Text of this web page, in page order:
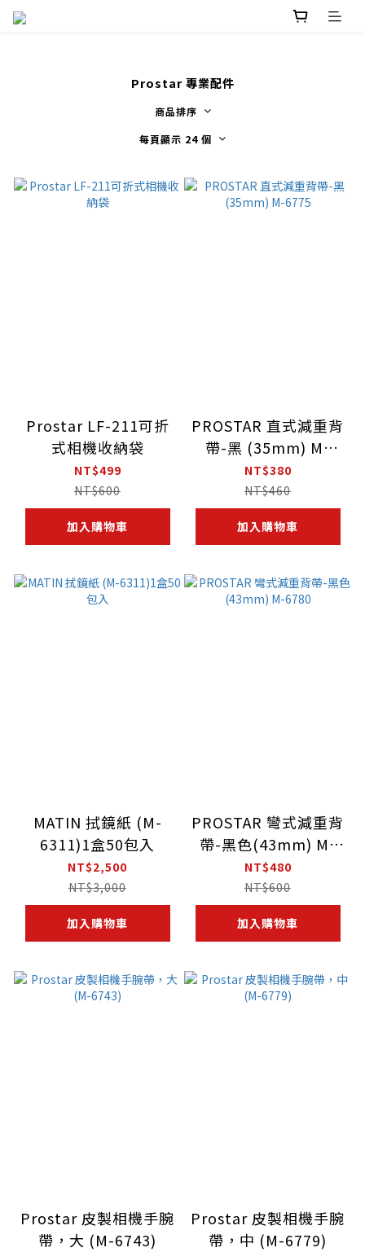
Prostar 專業配件
商品排序
每頁顯示 24 個
Prostar LF-211可折
式相機收納袋
NT$499
NT$600
加入購物車
PROSTAR 直式減重背
帶-黑 (35mm) M-
6775
NT$380
NT$460
加入購物車
MATIN 拭鏡紙 (M-
6311)1盒50包入
NT$2,500
NT$3,000
加入購物車
PROSTAR 彎式減重背
帶-黑色(43mm) M-
6780
NT$480
NT$600
加入購物車
Prostar 皮製相機手腕
帶，大 (M-6743)
Prostar 皮製相機手腕
帶，中 (M-6779)